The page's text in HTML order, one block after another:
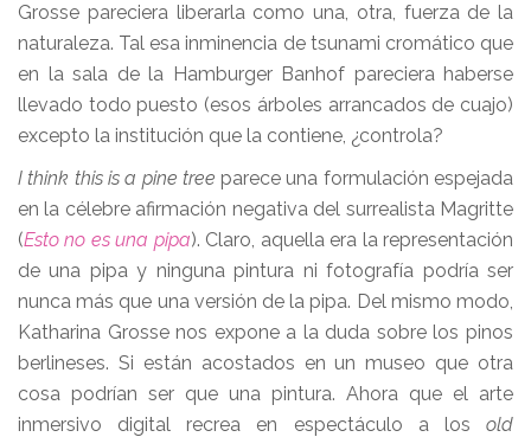
Grosse pareciera liberarla como una, otra, fuerza de la
naturaleza. Tal esa inminencia de tsunami cromático que
en la sala de la Hamburger Banhof pareciera haberse
llevado todo puesto (esos árboles arrancados de cuajo)
excepto la institución que la contiene, ¿controla?
I think this is a pine tree parece una formulación espejada
en la célebre afirmación negativa del surrealista Magritte
(Esto no es una pipa). Claro, aquella era la representación
de una pipa y ninguna pintura ni fotografía podría ser
nunca más que una versión de la pipa. Del mismo modo,
Katharina Grosse nos expone a la duda sobre los pinos
berlineses. Si están acostados en un museo que otra
cosa podrían ser que una pintura. Ahora que el arte
inmersivo digital recrea en espectáculo a los old